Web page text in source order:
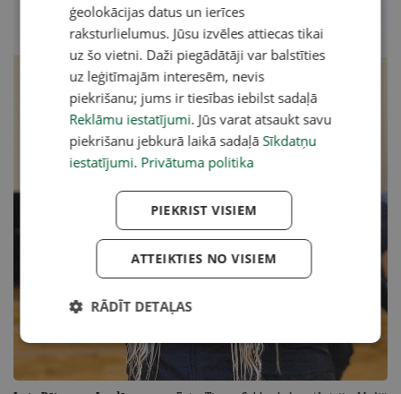
ģeolokācijas datus un ierīces
raksturlielumus. Jūsu izvēles attiecas tikai
uz šo vietni. Daži piegādātāji var balstīties
uz leģitīmajām interesēm, nevis
piekrišanu; jums ir tiesības iebilst sadaļā
Reklāmu iestatījumi. Jūs varat atsaukt savu
piekrišanu jebkurā laikā sadaļā Sīkdatņu
iestatījumi. Privātuma politika
PIEKRIST VISIEM
ATTEIKTIES NO VISIEM
RĀDĪT DETAĻAS